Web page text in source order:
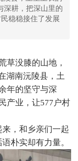
深耕，把深山里的
稳稳接住了发展
草没膝的山地，
湖南沅陵县，土
年的坚守与深
产业，让577户村
，和乡亲们一起
朴实却有力量。